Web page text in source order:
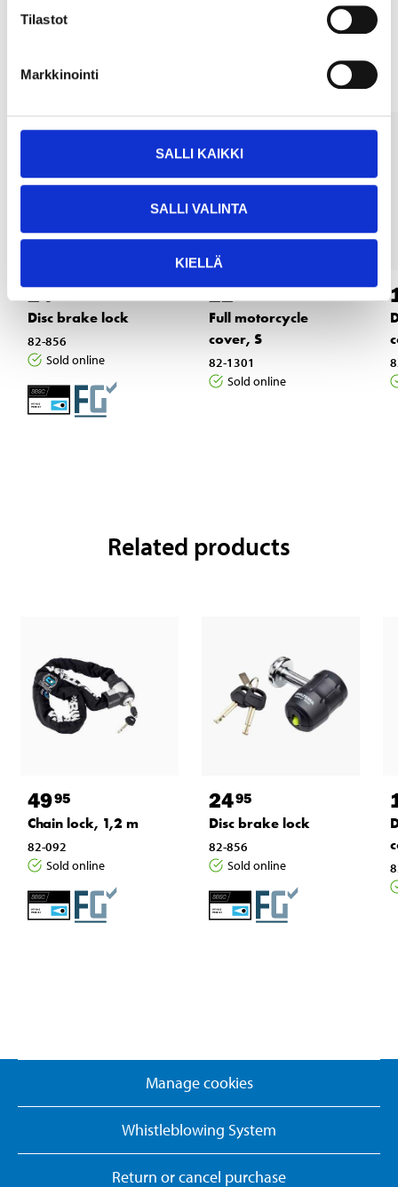
Tilastot
Markkinointi
SALLI KAIKKI
SALLI VALINTA
KIELLÄ
Other customers also bought
2495
Disc brake lock
82-856
Sold online
2295
Full motorcycle
cover, S
82-1301
Sold online
Related products
4995
Chain lock, 1,2 m
82-092
Sold online
2495
Disc brake lock
82-856
Sold online
Manage cookies
Whistleblowing System
Return or cancel purchase